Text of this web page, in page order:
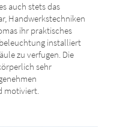
auch stets das
Handwerkstechniken
ihr praktisches
installiert
zu verfugen. Die
sehr
motiviert.